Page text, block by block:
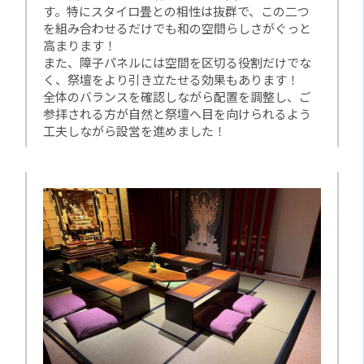
す。特にスタイロ畳との相性は抜群で、この二つ
を組み合わせるだけでも和の空間らしさがぐっと
高まります！
また、障子パネルには空間を区切る役割だけでな
く、祭壇をより引き立たせる効果もあります！
全体のバランスを確認しながら配置を調整し、ご
参拝される方が自然と祭壇へ目を向けられるよう
工夫しながら設営を進めました！